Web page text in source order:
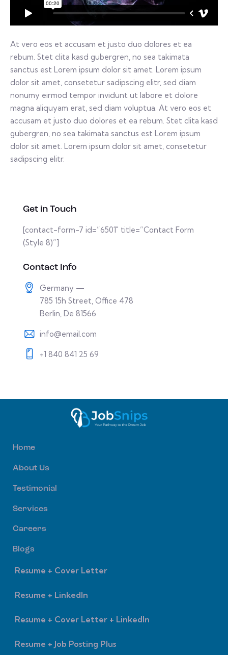
At vero eos et accusam et justo duo dolores et ea
rebum. Stet clita kasd gubergren, no sea takimata
sanctus est Lorem ipsum dolor sit amet. Lorem ipsum
dolor sit amet, consetetur sadipscing elitr, sed diam
nonumy eirmod tempor invidunt ut labore et dolore
magna aliquyam erat, sed diam voluptua. At vero eos et
accusam et justo duo dolores et ea rebum. Stet clita kasd
gubergren, no sea takimata sanctus est Lorem ipsum
dolor sit amet. Lorem ipsum dolor sit amet, consetetur
sadipscing elitr.
Get in Touch
[contact-form-7 id=”6501″ title=”Contact Form
(Style 8)”]
Contact Info
Germany —
785 15h Street, Office 478
Berlin, De 81566
info@email.com
+1 840 841 25 69
Home
About Us
Testimonial
Services
Careers
Blogs
Resume + Cover Letter
Resume + LinkedIn
Resume + Cover Letter + LinkedIn
Resume + Job Posting Plus